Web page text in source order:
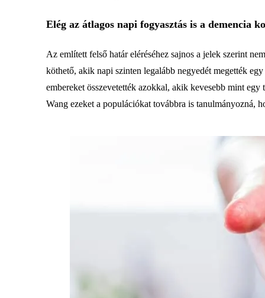
Elég az átlagos napi fogyasztás is a demencia
Az említett felső határ eléréséhez sajnos a jelek szerint
köthető, akik napi szinten legalább negyedét megették
embereket összevetették azokkal, akik kevesebb mint
Wang ezeket a populációkat továbbra is tanulmányozná,